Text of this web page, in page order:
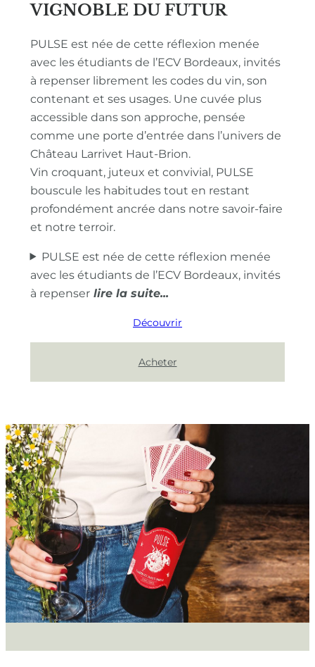
VIGNOBLE DU FUTUR
PULSE est née de cette réflexion menée
avec les étudiants de l’ECV Bordeaux, invités
à repenser librement les codes du vin, son
contenant et ses usages. Une cuvée plus
accessible dans son approche, pensée
comme une porte d’entrée dans l’univers de
Château Larrivet Haut-Brion.
Vin croquant, juteux et convivial, PULSE
bouscule les habitudes tout en restant
profondément ancrée dans notre savoir-faire
et notre terroir.
PULSE est née de cette réflexion menée
avec les étudiants de l’ECV Bordeaux, invités
à repenser
Découvrir
Acheter